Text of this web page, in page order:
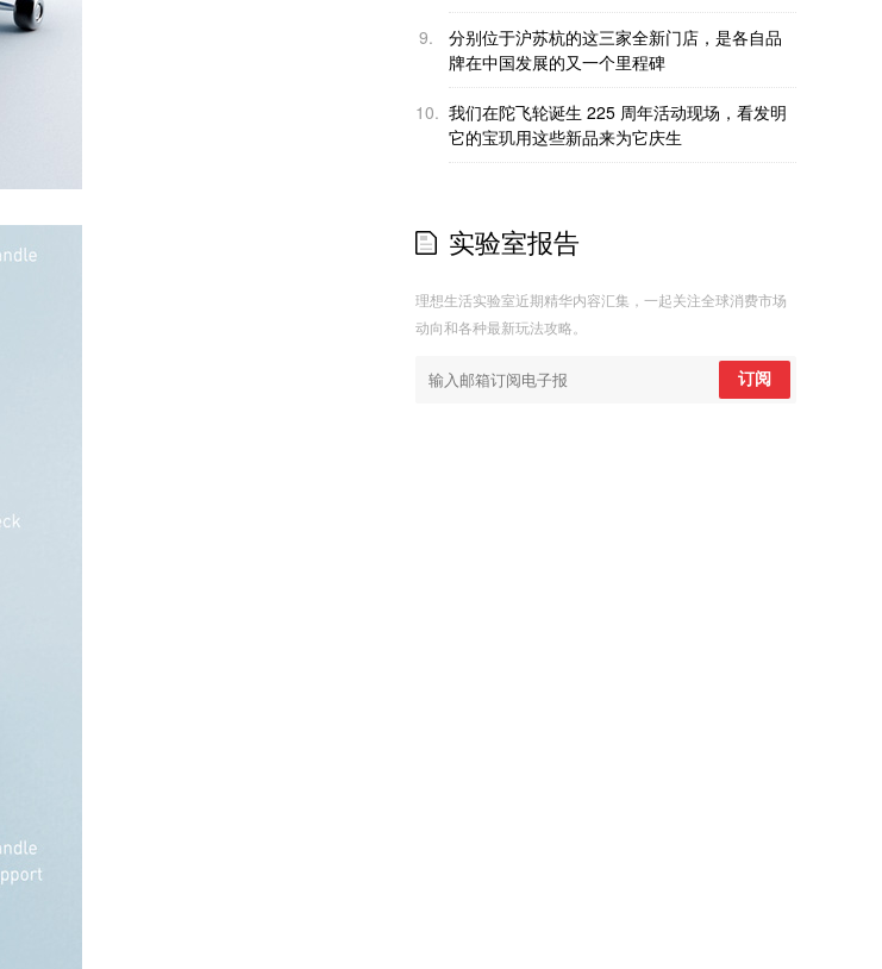
9.
分别位于沪苏杭的这三家全新门店，是各自品
牌在中国发展的又一个里程碑
10. 我们在陀飞轮诞生 225 周年活动现场，看发明
它的宝玑用这些新品来为它庆生
实验室报告
理想生活实验室近期精华内容汇集，一起关注全球消费市场
动向和各种最新玩法攻略。